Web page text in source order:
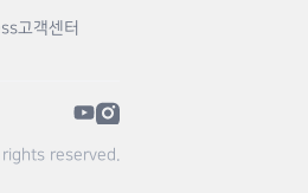
고객센터
reserved.